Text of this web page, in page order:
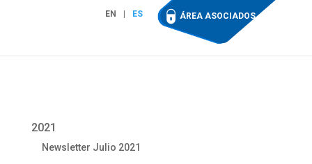
EN ES ÁREA ASOCIADOS
2021
Newsletter Julio 2021